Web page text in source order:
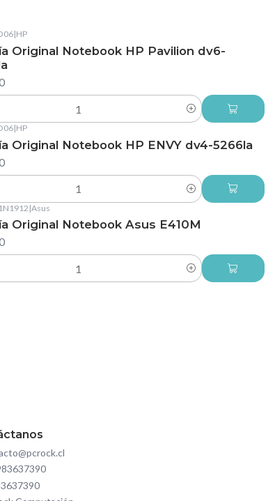
|HP
Original Notebook HP Pavilion dv6-
|HP
Original Notebook HP ENVY dv4-5266la
|Asus
Original Notebook Asus E410M